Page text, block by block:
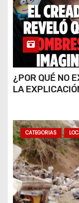
¿POR QUÉ NO
LA
CATEGORIAS